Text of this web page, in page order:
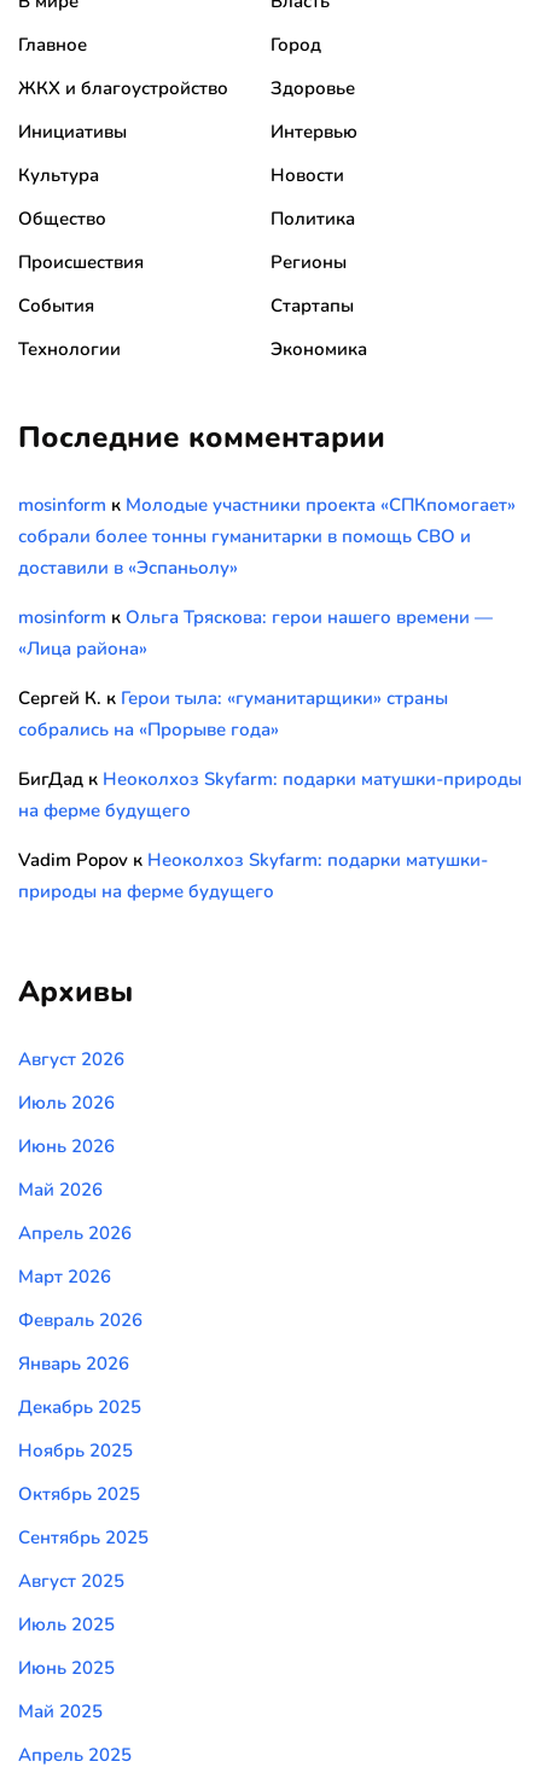
Главное
Город
ЖКХ и благоустройство
Здоровье
Инициативы
Интервью
Культура
Новости
Общество
Политика
Происшествия
Регионы
События
Стартапы
Технологии
Экономика
Последние комментарии
mosinform к Молодые участники проекта «СПКпомогает»
собрали более тонны гуманитарки в помощь СВО и
доставили в «Эспаньолу»
mosinform к Ольга Тряскова: герои нашего времени —
«Лица района»
Сергей К. к Герои тыла: «гуманитарщики» страны
собрались на «Прорыве года»
БигДад к Неоколхоз Skyfarm: подарки матушки-природы
на ферме будущего
Vadim Popov к Неоколхоз Skyfarm: подарки матушки-
природы на ферме будущего
Архивы
Август 2026
Июль 2026
Июнь 2026
Май 2026
Апрель 2026
Март 2026
Февраль 2026
Январь 2026
Декабрь 2025
Ноябрь 2025
Октябрь 2025
Сентябрь 2025
Август 2025
Июль 2025
Июнь 2025
Май 2025
Апрель 2025